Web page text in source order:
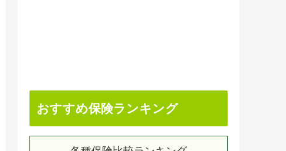
おすすめ保険ランキング